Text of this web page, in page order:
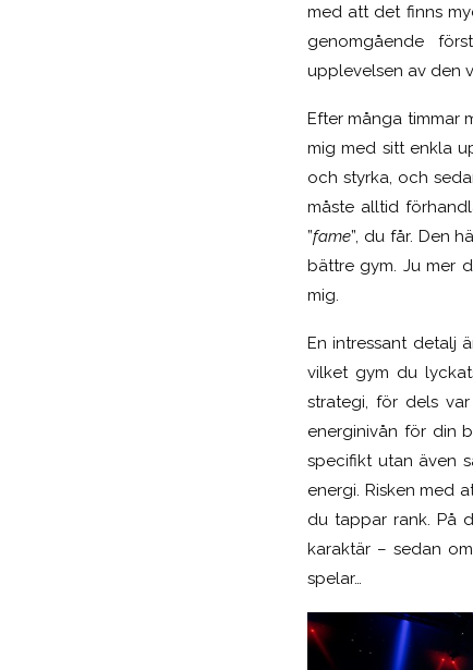
med att det finns
genomgående
upplevelsen av den
Efter många timmar
mig med sitt enkla
och styrka, och
måste alltid
”fame”, du får. Den
bättre gym. Ju mer
mig.
En intressant detalj
vilket gym du
strategi, för dels
energinivån för din
specifikt utan även
energi. Risken med
du tappar rank. På
karaktär – sedan
spelar…